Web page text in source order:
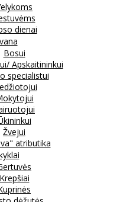
dienai
Bosui
Apskaitininkui
specialistui
Žvejui
atributika
Krepšiai